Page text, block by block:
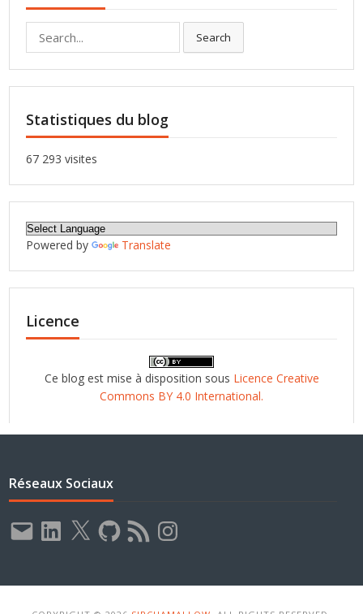
Search
Statistiques du blog
67 293 visites
Powered by Translate
Licence
Ce blog est mise à disposition sous Licence Creative
Commons BY 4.0 International.
Réseaux Sociaux
E-
mail
LinkedIn
X GitHubFlux
RSS
Instagram